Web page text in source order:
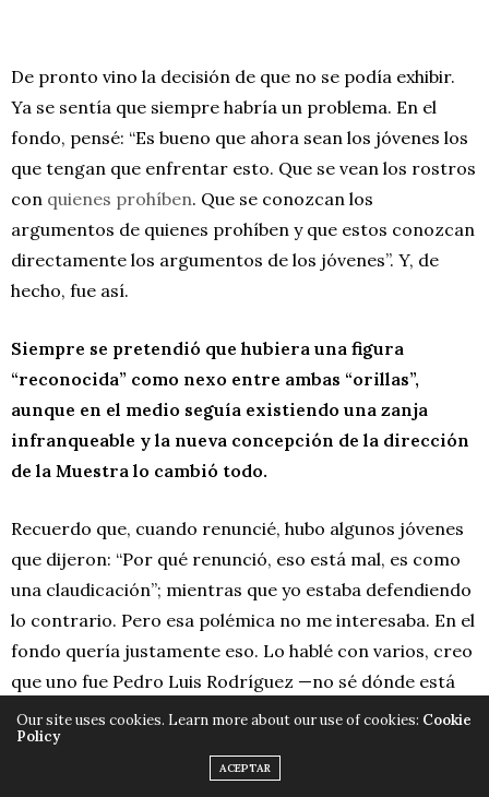
De pronto vino la decisión de que no se podía exhibir.
Ya se sentía que siempre habría un problema. En el
fondo, pensé: “Es bueno que ahora sean los jóvenes los
que tengan que enfrentar esto. Que se vean los rostros
con quienes prohíben. Que se conozcan los
argumentos de quienes prohíben y que estos conozcan
directamente los argumentos de los jóvenes”. Y, de
hecho, fue así.
Siempre se pretendió que hubiera una figura
“reconocida” como nexo entre ambas “orillas”,
aunque en el medio seguía existiendo una zanja
infranqueable y la nueva concepción de la dirección
de la Muestra lo cambió todo.
Recuerdo que, cuando renuncié, hubo algunos jóvenes
que dijeron: “Por qué renunció, eso está mal, es como
una claudicación”; mientras que yo estaba defendiendo
lo contrario. Pero esa polémica no me interesaba. En el
fondo quería justamente eso. Lo hablé con varios, creo
que uno fue Pedro Luis Rodríguez —no sé dónde está
ahora—, con Mijaíl (Rodríguez), Marisol y alguien más.
Les dije: “Ahora tenemos que pedir que sean cuatro,
cinco, pero jóvenes. Basta ya que sea un cineasta de
Our site uses cookies. Learn more about our use of cookies: Cookie
Policy
ACEPTAR